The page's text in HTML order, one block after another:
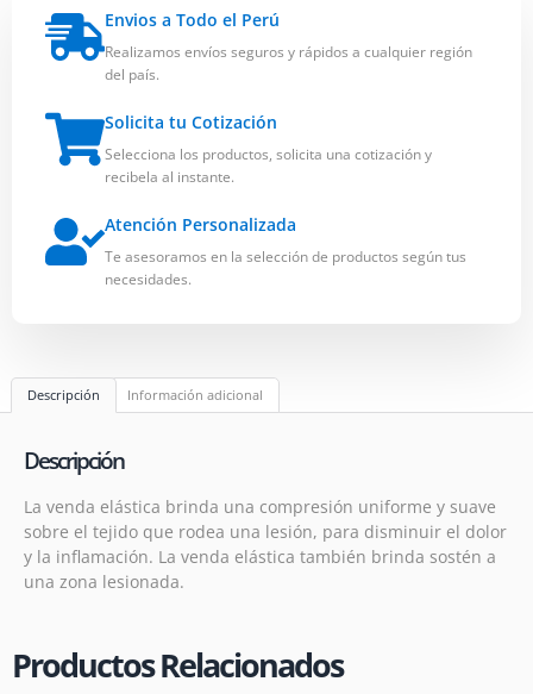
Envios a Todo el Perú
Realizamos envíos seguros y rápidos a cualquier región
del país.
Solicita tu Cotización
Selecciona los productos, solicita una cotización y
recibela al instante.
Atención Personalizada
Te asesoramos en la selección de productos según tus
necesidades.
Descripción Información adicional
Descripción
La venda elástica brinda una compresión uniforme y suave
sobre el tejido que rodea una lesión, para disminuir el dolor
y la inflamación. La venda elástica también brinda sostén a
una zona lesionada.
Productos Relacionados